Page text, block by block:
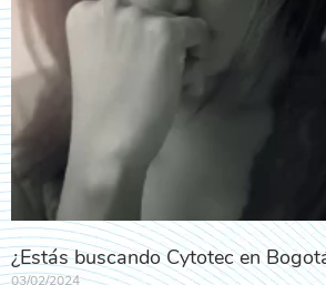
¿Estás buscando Cytotec en
03/02/2024